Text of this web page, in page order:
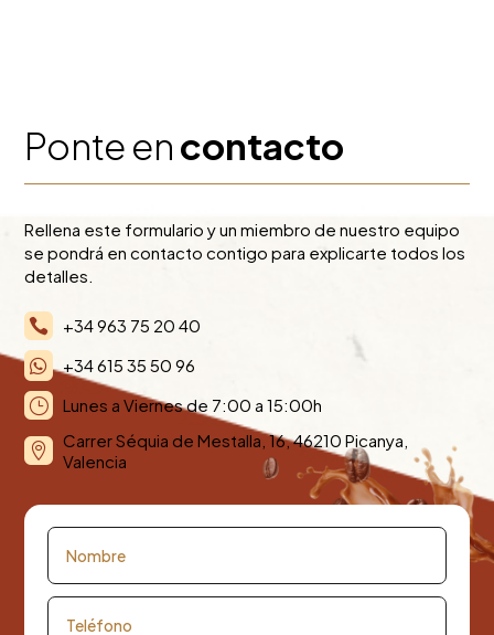
Ponte encontacto
Rellena este formulario y un miembro de nuestro equipo
se pondrá en contacto contigo para explicarte todos los
detalles.
 +34 963 75 20 40
 +34 615 35 50 96
} Lunes a Viernes de 7:00 a 15:00h

Carrer Séquia de Mestalla, 16, 46210 Picanya,
Valencia